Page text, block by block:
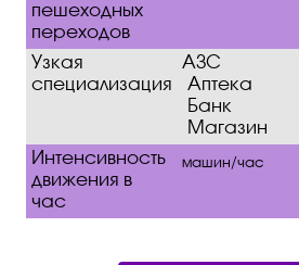
пешеходных
переходов
Узкая
специализация
АЗС
Аптека
Банк
Магазин
Интенсивность
движения в
час
машин/час